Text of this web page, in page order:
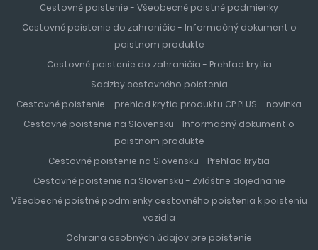
Cestovné poistenie - Všeobecné poistné podmienky
Cestovné poistenie do zahraničia - Informačný dokument o
poistnom produkte
Cestovné poistenie do zahraničia - Prehľad krytia
Sadzby cestovného poistenia
Cestovné poistenie – prehlad krytia produktu CP PLUS – novinka
Cestovné poistenie na Slovensku - Informačný dokument o
poistnom produkte
Cestovné poistenie na Slovensku - Prehľad krytia
Cestovné poistenie na Slovensku - Zvláštne dojednanie
Všeobecné poistné podmienky cestovného poistenia k poisteniu
vozidla
Ochrana osobných údajov pre poistenie